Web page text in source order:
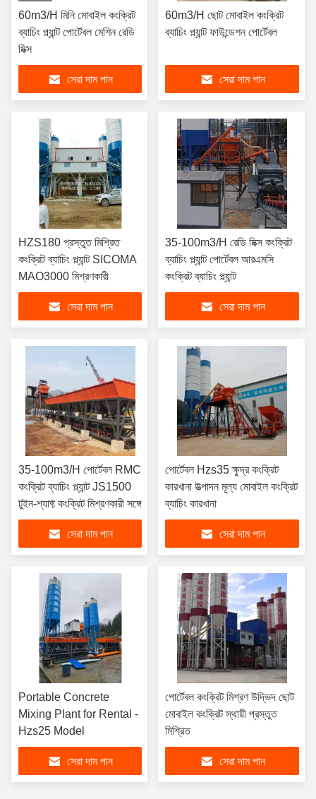
60m3/H মিনি মোবাইল কংক্রিট
ব্যাচিং প্ল্যান্ট পোর্টেবল মেশিন রেডি
মিক্স
সেরা দাম পান
60m3/H ছোট মোবাইল কংক্রিট
ব্যাচিং প্ল্যান্ট ফাউন্ডেশন পোর্টেবল
সেরা দাম পান
HZS180 প্রস্তুত মিশ্রিত
কংক্রিট ব্যাচিং প্ল্যান্ট SICOMA
MAO3000 মিশ্রণকারী
সেরা দাম পান
35-100m3/H রেডি মিক্স কংক্রিট
ব্যাচিং প্ল্যান্ট পোর্টেবল আরএমসি
কংক্রিট ব্যাচিং প্ল্যান্ট
সেরা দাম পান
35-100m3/H পোর্টেবল RMC
কংক্রিট ব্যাচিং প্ল্যান্ট JS1500
টুইন-শ্যাফ্ট কংক্রিট মিশ্রণকারী সঙ্গে
সেরা দাম পান
পোর্টেবল Hzs35 ক্ষুদ্র কংক্রিট
কারখানা উত্পাদন মূল্য মোবাইল কংক্রিট
ব্যাচিং কারখানা
সেরা দাম পান
Portable Concrete
Mixing Plant for Rental -
Hzs25 Model
সেরা দাম পান
পোর্টেবল কংক্রিট মিশ্রণ উদ্ভিদ ছোট
মোবাইল কংক্রিট স্থায়ী প্রস্তুত
মিশ্রিত
সেরা দাম পান